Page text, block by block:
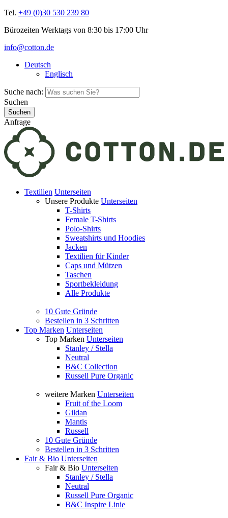
Tel. +49 (0)30 530 239 80
Bürozeiten Werktags von 8:30 bis 17:00 Uhr
info@cotton.de
Deutsch
Englisch
Suche nach:
Suchen
Anfrage
Textilien Unterseiten
Unsere Produkte Unterseiten
T-Shirts
Female T-Shirts
Polo-Shirts
Sweatshirts und Hoodies
Jacken
Textilien für Kinder
Caps und Mützen
Taschen
Sportbekleidung
Alle Produkte
10 Gute Gründe
Bestellen in 3 Schritten
Top Marken Unterseiten
Top Marken Unterseiten
Stanley / Stella
Neutral
B&C Collection
Russell Pure Organic
weitere Marken Unterseiten
Fruit of the Loom
Gildan
Mantis
Russell
10 Gute Gründe
Bestellen in 3 Schritten
Fair & Bio Unterseiten
Fair & Bio Unterseiten
Stanley / Stella
Neutral
Russell Pure Organic
B&C Inspire Linie